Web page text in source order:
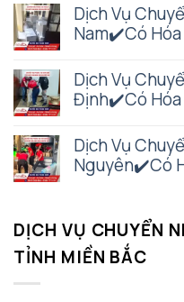
Dịch Vụ
Nam✔️Có Hóa
Dịch Vụ
Định✔️Có Hóa
Dịch Vụ
Nguyên✔️Có
DỊCH VỤ CHUYỂN
TỈNH MIỀN BẮC